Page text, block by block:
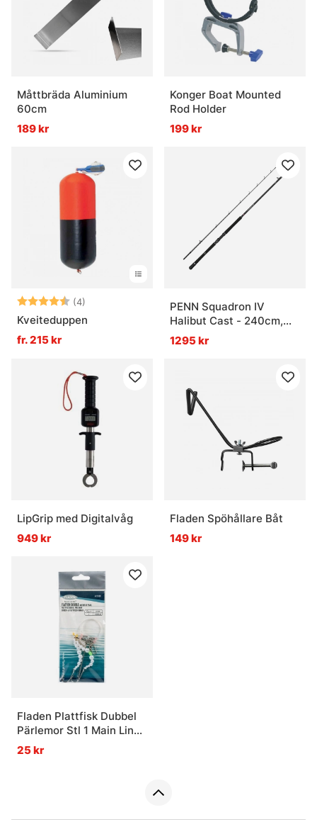
Måttbräda Aluminium
60cm
189 kr
Konger Boat Mounted
Rod Holder
199 kr
Betyg: (4)
4.8 utav 5 stjärnor
Kveiteduppen
fr. 215 kr
PENN Squadron IV
Halibut Cast - 240cm,
7'10'' 30-50Lb
1295 kr
LipGrip med Digitalvåg
949 kr
Fladen Spöhållare Båt
149 kr
Fladen Plattfisk Dubbel
Pärlemor Stl 1 Main Line
0.50mm, Leader 0.40mm
25 kr